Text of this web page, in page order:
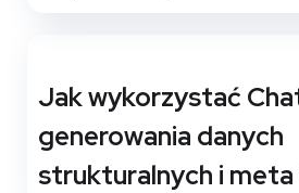
Jak wykorzystać
generowania danych
strukturalnych i